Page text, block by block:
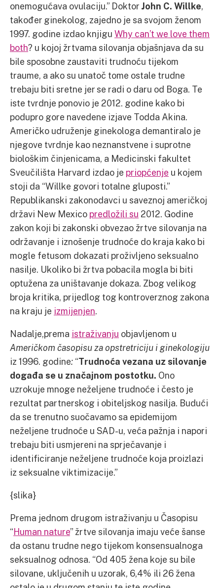
onemogućava ovulaciju.” Doktor John C. Willke,
također ginekolog, zajedno je sa svojom ženom
1997. godine izdao knjigu Why can’t we love them
both? u kojoj žrtvama silovanja objašnjava da su
bile sposobne zaustaviti trudnoću tijekom
traume, a ako su unatoč tome ostale trudne
trebaju biti sretne jer se radi o daru od Boga. Te
iste tvrdnje ponovio je 2012. godine kako bi
podupro gore navedene izjave Todda Akina.
Američko udruženje ginekologa demantiralo je
njegove tvrdnje kao neznanstvene i suprotne
biološkim činjenicama, a Medicinski fakultet
Sveučilišta Harvard izdao je priopćenje u kojem
stoji da “Willke govori totalne gluposti.”
Republikanski zakonodavci u saveznoj američkoj
državi New Mexico predložili su 2012. Godine
zakon koji bi zakonski obvezao žrtve silovanja na
održavanje i iznošenje trudnoće do kraja kako bi
mogle fetusom dokazati proživljeno seksualno
nasilje. Ukoliko bi žrtva pobacila mogla bi biti
optužena za uništavanje dokaza. Zbog velikog
broja kritika, prijedlog tog kontroverznog zakona
na kraju je izmijenjen.
Nadalje,prema istraživanju objavljenom u
Američkom časopisu za opstretriciju i ginekologiju
iz 1996. godine: “Trudnoća vezana uz silovanje
događa se u značajnom postotku. Ono
uzrokuje mnoge neželjene trudnoće i često je
rezultat partnerskog i obiteljskog nasilja. Budući
da se trenutno suočavamo sa epidemijom
neželjene trudnoće u SAD-u, veća pažnja i napori
trebaju biti usmjereni na sprječavanje i
identificiranje neželjene trudnoće koja proizlazi
iz seksualne viktimizacije.”
{slika}
Prema jednom drugom istraživanju u Časopisu
“Human nature” žrtve silovanja imaju veće šanse
da ostanu trudne nego tijekom konsensualnoga
seksualnog odnosa. “Od 405 žena koje su bile
silovane, uključenih u uzorak, 6,4% ili 26 žena